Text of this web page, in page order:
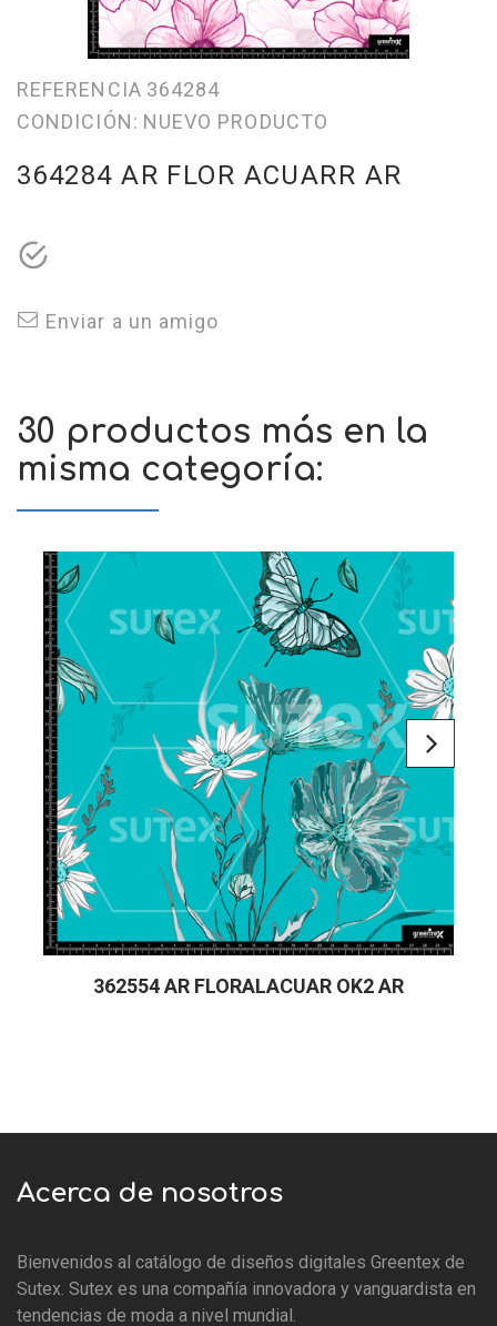
REFERENCIA 364284
CONDICIÓN: NUEVO PRODUCTO
364284 AR FLOR ACUARR AR
Enviar a un amigo
30 productos más en la
misma categoría:
362554 AR FLORALACUAR OK2 AR
Acerca de nosotros
Bienvenidos al catálogo de diseños digitales Greentex de
Sutex. Sutex es una compañía innovadora y vanguardista en
tendencias de moda a nivel mundial.